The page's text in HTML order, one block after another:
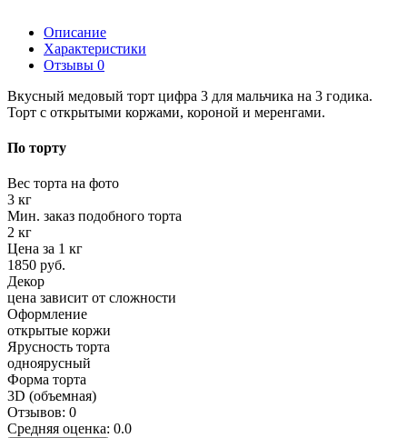
Описание
Характеристики
Отзывы 0
Вкусный медовый торт цифра 3 для мальчика на 3 годика.
Торт с открытыми коржами, короной и меренгами.
По торту
Вес торта на фото
3 кг
Мин. заказ подобного торта
2 кг
Цена за 1 кг
1850 руб.
Декор
цена зависит от сложности
Оформление
открытые коржи
Ярусность торта
одноярусный
Форма торта
3D (объемная)
Отзывов: 0
Средняя оценка: 0.0